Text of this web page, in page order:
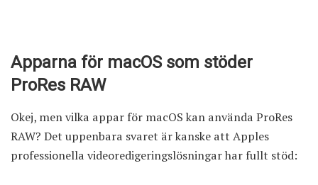
Apparna för macOS som stöder
ProRes RAW
Okej, men vilka appar för macOS kan använda ProRes
RAW? Det uppenbara svaret är kanske att Apples
professionella videoredigeringslösningar har fullt stöd: